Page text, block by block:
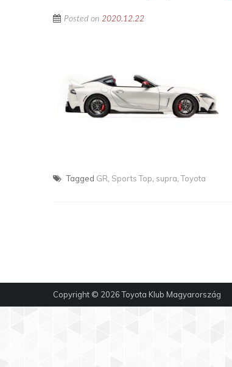
Posted on 2020.12.22
Tagged GR, Sports Top, supra,Toyota
Copyright © 2026Toyota Klub Magyarország